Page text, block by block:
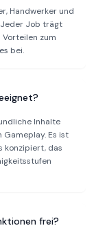
Handwerker und
Job trägt
zum
bei.
Inhalte
Es ist
konzipiert, das
frei?